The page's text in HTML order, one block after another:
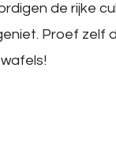
de rijke
Proef zelf